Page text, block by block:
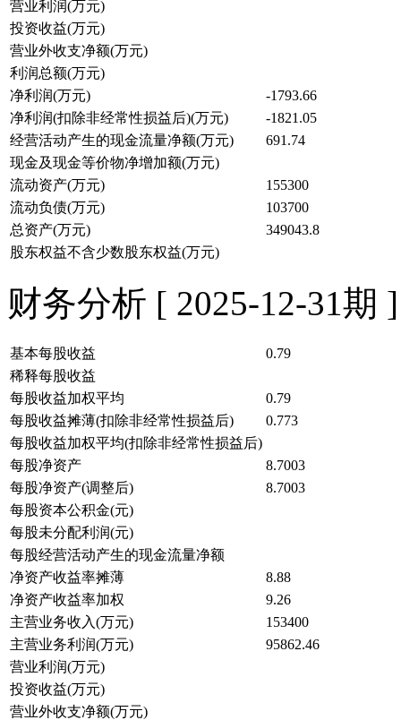
营业利润(万元)
投资收益(万元)
营业外收支净额(万元)
利润总额(万元)
净利润(万元)
-1793.66
净利润(扣除非经常性损益后)(万元)
-1821.05
经营活动产生的现金流量净额(万元)
691.74
现金及现金等价物净增加额(万元)
流动资产(万元)
155300
流动负债(万元)
103700
总资产(万元)
349043.8
股东权益不含少数股东权益(万元)
财务分析 [ 2025-12-31期 ]
基本每股收益
0.79
稀释每股收益
每股收益加权平均
0.79
每股收益摊薄(扣除非经常性损益后)
0.773
每股收益加权平均(扣除非经常性损益后)
每股净资产
8.7003
每股净资产(调整后)
8.7003
每股资本公积金(元)
每股未分配利润(元)
每股经营活动产生的现金流量净额
净资产收益率摊薄
8.88
净资产收益率加权
9.26
主营业务收入(万元)
153400
主营业务利润(万元)
95862.46
营业利润(万元)
投资收益(万元)
营业外收支净额(万元)